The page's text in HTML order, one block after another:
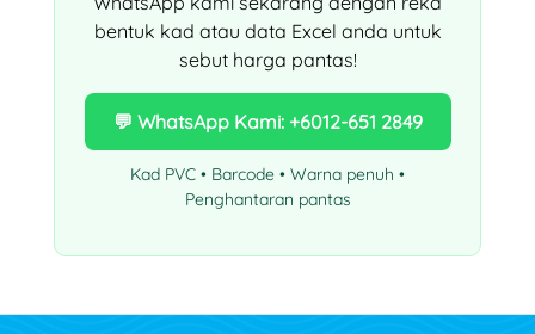
bentuk kad atau data Excel anda untuk
sebut harga pantas!
💬 WhatsApp Kami: +6012-651 2849
Kad PVC • Barcode • Warna penuh •
Penghantaran pantas